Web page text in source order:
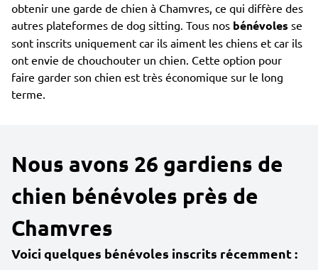
obtenir une garde de chien à Chamvres, ce qui diffère des
autres plateformes de dog sitting. Tous nos bénévoles se
sont inscrits uniquement car ils aiment les chiens et car ils
ont envie de chouchouter un chien. Cette option pour
faire garder son chien est très économique sur le long
terme.
Nous avons 26 gardiens de
chien bénévoles près de
Chamvres
Voici quelques bénévoles inscrits récemment :